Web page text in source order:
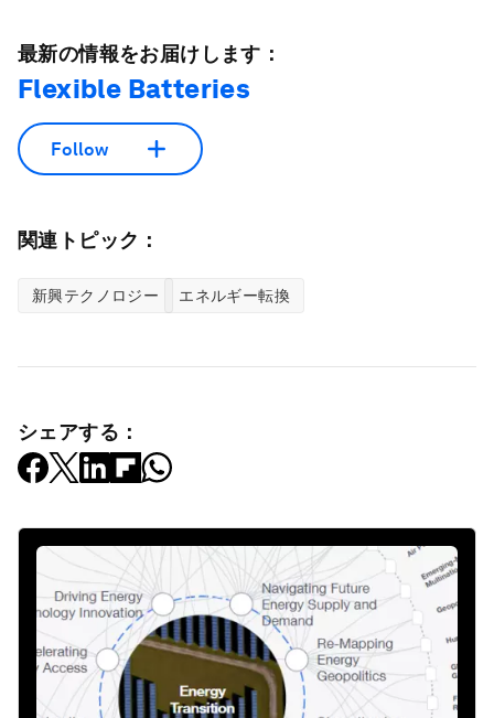
最新の情報をお届けします：
Flexible Batteries
Follow
関連トピック：
新興テクノロジー エネルギー転換
シェアする：